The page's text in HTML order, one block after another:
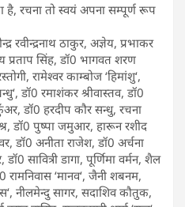
है, रचना तो स्वयं अपना सम्पूर्ण रूप
ठाकुर, अज्ञेय, प्रभाकर
प्रताप सिंह, डॉ0 भागवत शरण
रामेश्वर काम्बोज ‘हिमांशु‘,
डॉ0 रमाशंकर श्रीवास्तव, डॉ0
डॉ0 हरदीप कौर सन्धु, रचना
डॉ0 पुष्पा जमुआर, हारून रशीद
डॉ0 अनीता राजेश, डॉ0 अर्चना
डॉ0 सावित्री डागा, पूर्णिमा वर्मन, शैल
रामनिवास ‘मानव‘, जैनी शबनम,
नीलमेन्दु सागर, सदाशिव कौतुक,